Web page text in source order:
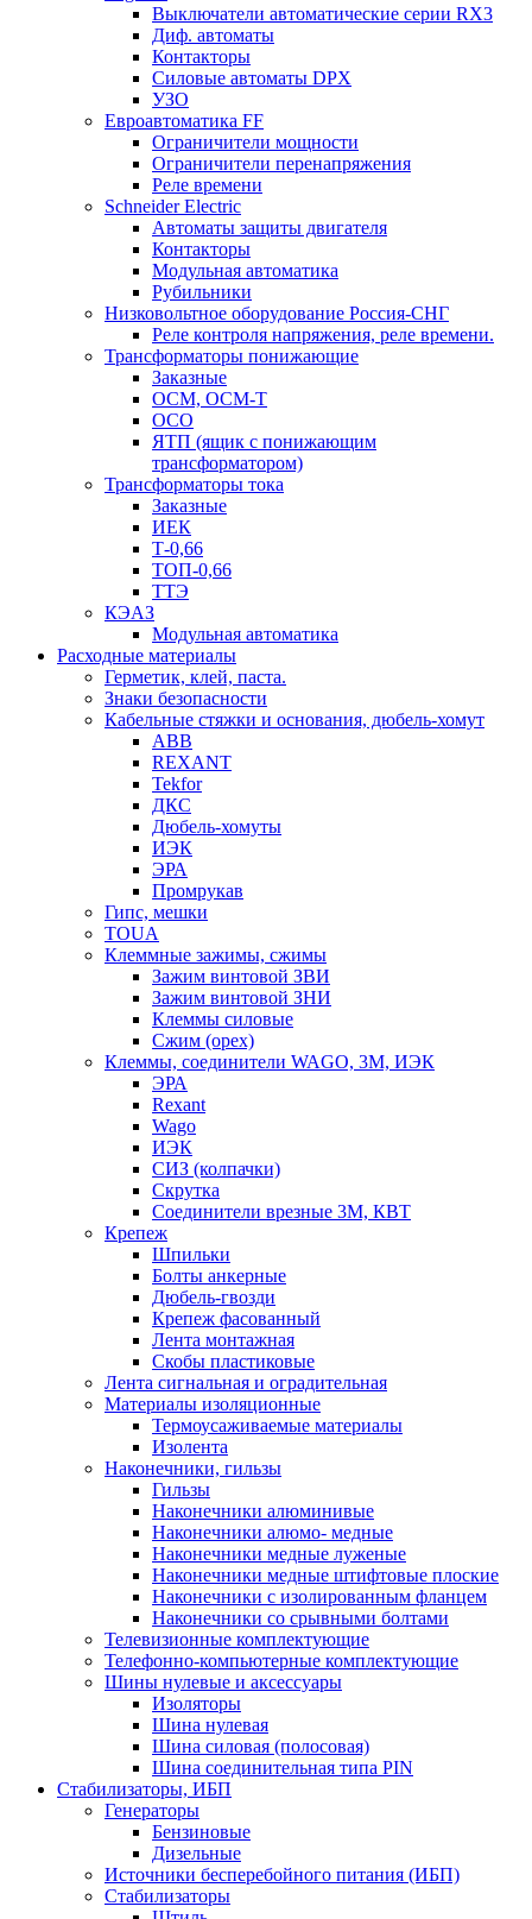
Выключатели автоматические серии RX3
Диф. автоматы
Контакторы
Силовые автоматы DPX
УЗО
Евроавтоматика FF
Ограничители мощности
Ограничители перенапряжения
Реле времени
Schneider Electric
Автоматы защиты двигателя
Контакторы
Модульная автоматика
Рубильники
Низковольтное оборудование Россия-СНГ
Реле контроля напряжения, реле времени.
Трансформаторы понижающие
Заказные
ОСМ, ОСМ-Т
ОСО
ЯТП (ящик с понижающим
трансформатором)
Трансформаторы тока
Заказные
ИЕК
Т-0,66
ТОП-0,66
ТТЭ
КЭАЗ
Модульная автоматика
Расходные материалы
Герметик, клей, паста.
Знаки безопасности
Кабельные стяжки и основания, дюбель-хомут
ABB
REXANT
Tekfor
ДКС
Дюбель-хомуты
ИЭК
ЭРА
Промрукав
Гипс, мешки
TOUA
Клеммные зажимы, сжимы
Зажим винтовой ЗВИ
Зажим винтовой ЗНИ
Клеммы силовые
Сжим (орех)
Клеммы, соединители WAGO, 3M, ИЭК
ЭРА
Rexant
Wago
ИЭК
СИЗ (колпачки)
Скрутка
Соединители врезные 3M, КВТ
Крепеж
Шпильки
Болты анкерные
Дюбель-гвозди
Крепеж фасованный
Лента монтажная
Скобы пластиковые
Лента сигнальная и оградительная
Материалы изоляционные
Термоусаживаемые матeриалы
Изолента
Наконечники, гильзы
Гильзы
Наконечники алюминивые
Наконечники алюмо- медные
Наконечники медные луженые
Наконечники медные штифтовые плоские
Наконечники с изолированным фланцем
Наконечники со срывными болтами
Телевизионные комплектующие
Телефонно-компьютерные комплектующие
Шины нулевые и аксессуары
Изоляторы
Шина нулевая
Шина силовая (полосовая)
Шина соединительная типа PIN
Стабилизаторы, ИБП
Генераторы
Бензиновые
Дизельные
Источники бесперебойного питания (ИБП)
Стабилизаторы